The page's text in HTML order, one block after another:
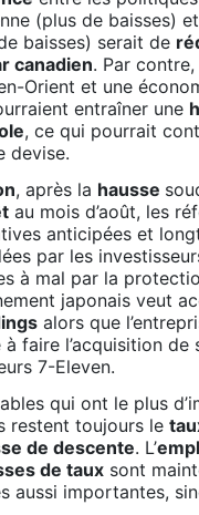
(plus de baisses)
baisses) serait de
canadien. Par
Orient et une
entraîner une
, ce qui pourrait
devise.
, après la hausse
au mois d’août, les
anticipées et
par les
à mal par la
japonais veut
alors que
à faire l’acquisition de
7-Eleven.
qui ont le plus
restent toujours le
de descente. L’
de tauxsont
aussi importantes,